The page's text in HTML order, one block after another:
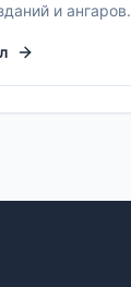
и ангаров.